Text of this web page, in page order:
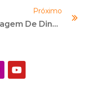
Próximo
Lavagem De Dinheiro: Saiba O Que É E Como Evitá-La Na Empresa